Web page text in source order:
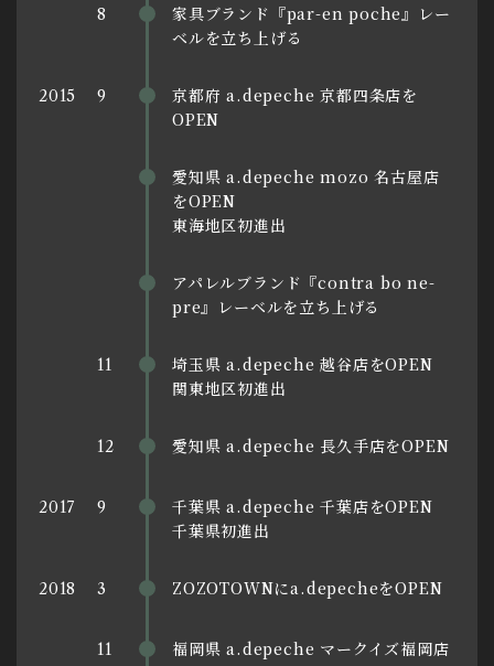
8
家具ブランド『par-en poche』レー
ベルを立ち上げる
2015 9
京都府 a.depeche 京都四条店を
OPEN
愛知県 a.depeche mozo 名古屋店
をOPEN
東海地区初進出
アパレルブランド『contra bo ne-
pre』レーベルを立ち上げる
11
埼玉県 a.depeche 越谷店をOPEN
関東地区初進出
12 愛知県 a.depeche 長久手店をOPEN
2017 9
千葉県 a.depeche 千葉店をOPEN
千葉県初進出
2018 3 ZOZOTOWNにa.depecheをOPEN
11
福岡県 a.depeche マークイズ福岡店